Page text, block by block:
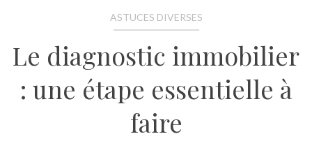
ASTUCES DIVERSES
Le diagnostic immobilier
: une étape essentielle à
faire